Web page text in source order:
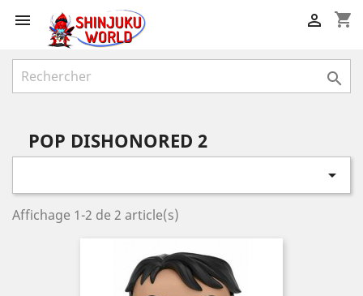
 shopping_cart


POP DISHONORED 2

Affichage 1-2 de 2 article(s)